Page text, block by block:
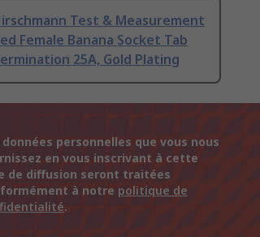
Test & Measurement
Female Banana Socket Tab
25A, Gold Plating
données personnelles que vous nous
en vous inscrivant à cette
de diffusion seront traitées
à notre politique de
.